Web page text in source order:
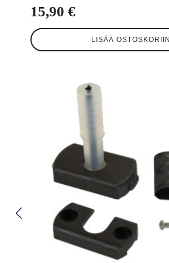
15,90 €
LISÄÄ OSTOSKORIIN